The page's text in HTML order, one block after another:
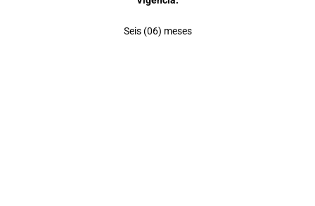
Seis (06) meses